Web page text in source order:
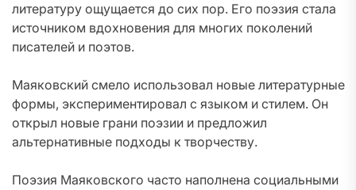
литературу ощущается до сих пор. Его поэзия стала
источником вдохновения для многих поколений
писателей и поэтов.
Маяковский смело использовал новые литературные
формы, экспериментировал с языком и стилем. Он
открыл новые грани поэзии и предложил
альтернативные подходы к творчеству.
Поэзия Маяковского часто наполнена социальными